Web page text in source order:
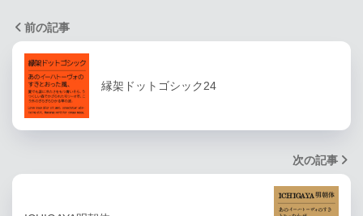
前の記事
縁架ドットゴシック24
次の記事